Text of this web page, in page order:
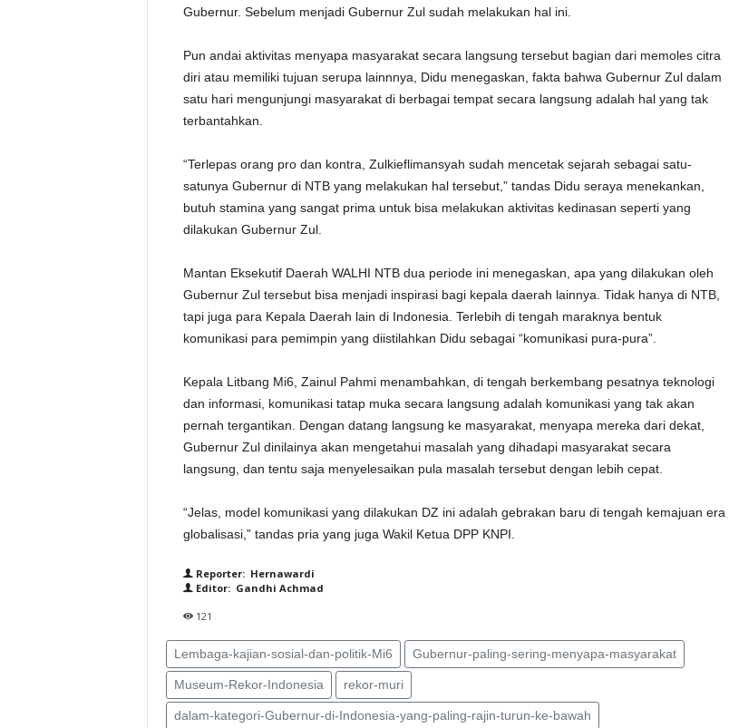
Gubernur. Sebelum menjadi Gubernur Zul sudah melakukan hal ini.
Pun andai aktivitas menyapa masyarakat secara langsung tersebut bagian dari memoles citra
diri atau memiliki tujuan serupa lainnnya, Didu menegaskan, fakta bahwa Gubernur Zul dalam
satu hari mengunjungi masyarakat di berbagai tempat secara langsung adalah hal yang tak
terbantahkan.
“Terlepas orang pro dan kontra, Zulkieflimansyah sudah mencetak sejarah sebagai satu-
satunya Gubernur di NTB yang melakukan hal tersebut,” tandas Didu seraya menekankan,
butuh stamina yang sangat prima untuk bisa melakukan aktivitas kedinasan seperti yang
dilakukan Gubernur Zul.
Mantan Eksekutif Daerah WALHI NTB dua periode ini menegaskan, apa yang dilakukan oleh
Gubernur Zul tersebut bisa menjadi inspirasi bagi kepala daerah lainnya. Tidak hanya di NTB,
tapi juga para Kepala Daerah lain di Indonesia. Terlebih di tengah maraknya bentuk
komunikasi para pemimpin yang diistilahkan Didu sebagai “komunikasi pura-pura”.
Kepala Litbang Mi6, Zainul Pahmi menambahkan, di tengah berkembang pesatnya teknologi
dan informasi, komunikasi tatap muka secara langsung adalah komunikasi yang tak akan
pernah tergantikan. Dengan datang langsung ke masyarakat, menyapa mereka dari dekat,
Gubernur Zul dinilainya akan mengetahui masalah yang dihadapi masyarakat secara
langsung, dan tentu saja menyelesaikan pula masalah tersebut dengan lebih cepat.
“Jelas, model komunikasi yang dilakukan DZ ini adalah gebrakan baru di tengah kemajuan era
globalisasi,” tandas pria yang juga Wakil Ketua DPP KNPI.
Reporter: Hernawardi
Editor: Gandhi Achmad
121
Lembaga-kajian-sosial-dan-politik-Mi6 Gubernur-paling-sering-menyapa-masyarakat
Museum-Rekor-Indonesia rekor-muri
dalam-kategori-Gubernur-di-Indonesia-yang-paling-rajin-turun-ke-bawah